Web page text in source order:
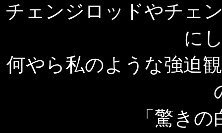
チェンジロッドやチェ
に
何やら私のような強迫
「驚き